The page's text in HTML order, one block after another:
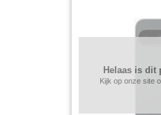
Helaas is dit
Kijk op onze site